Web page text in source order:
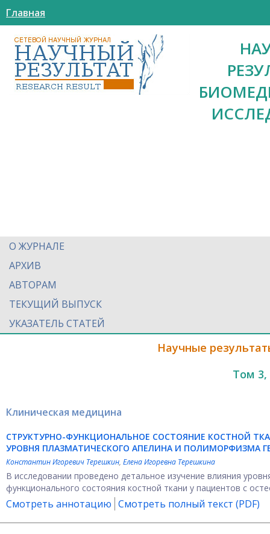
Главная
О ЖУРНАЛЕ
АРХИВ
АВТОРАМ
ТЕКУЩИЙ ВЫПУСК
УКАЗАТЕЛЬ СТАТЕЙ
Научные
Том
Клиническая медицина
СТРУКТУРНО-ФУНКЦИОНАЛЬНОЕ СОСТОЯНИЕ КОСТНОЙ
УРОВНЯ ПЛАЗМАТИЧЕСКОГО АПЕЛИНА И ПОЛИМОРФИЗМА
Константин Игоревич Терешкин, Елена Игоревна Терешкина
В исследовании проведено детальное изучение влияния
функционального состояния костной ткани у пациентов с
Смотреть аннотацию Смотреть полный текст (PDF)